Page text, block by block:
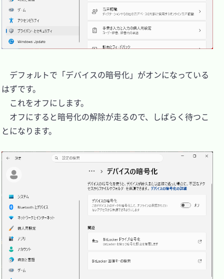
デフォルトで「デバイスの暗号化」がオンになっている
はずです。
これをオフにします。
オフにすると暗号化の解除が走るので、しばらく待つこ
とになります。